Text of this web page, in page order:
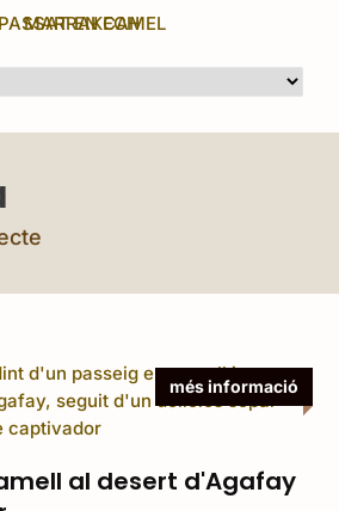
més informació
al desert d'Agafay